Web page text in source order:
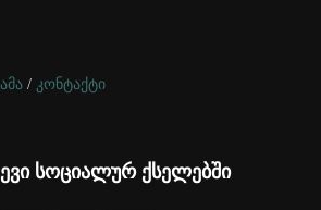
/ კონტაქტი
სოციალურ ქსელებში